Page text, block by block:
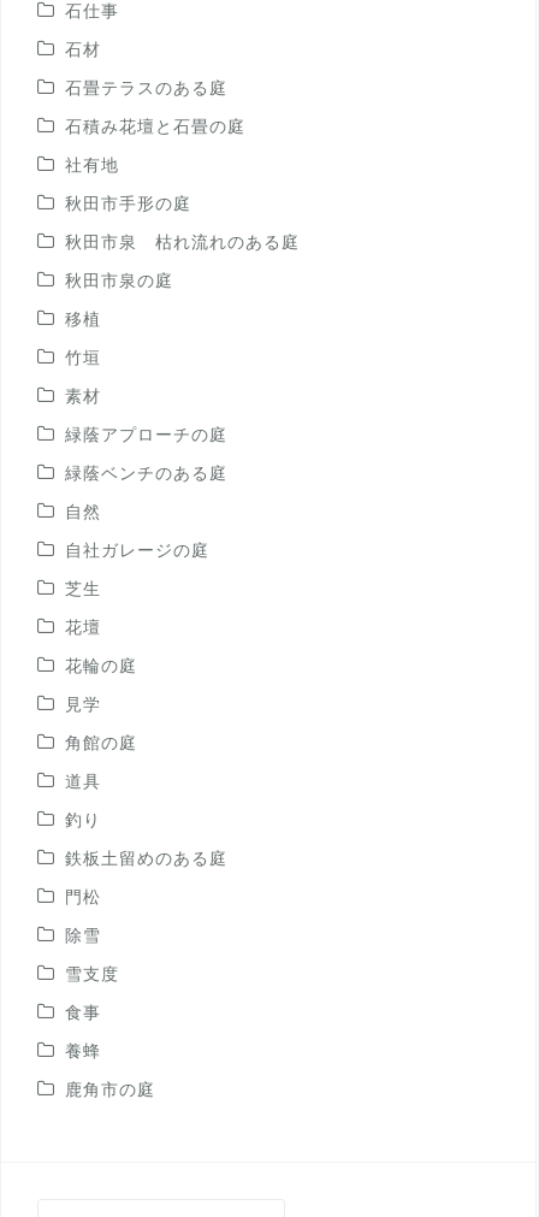
石仕事
石材
石畳テラスのある庭
石積み花壇と石畳の庭
社有地
秋田市手形の庭
秋田市泉 枯れ流れのある庭
秋田市泉の庭
移植
竹垣
素材
緑蔭アプローチの庭
緑蔭ベンチのある庭
自然
自社ガレージの庭
芝生
花壇
花輪の庭
見学
角館の庭
道具
釣り
鉄板土留めのある庭
門松
除雪
雪支度
食事
養蜂
鹿角市の庭